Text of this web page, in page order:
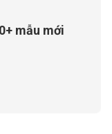
Mẫu Mới